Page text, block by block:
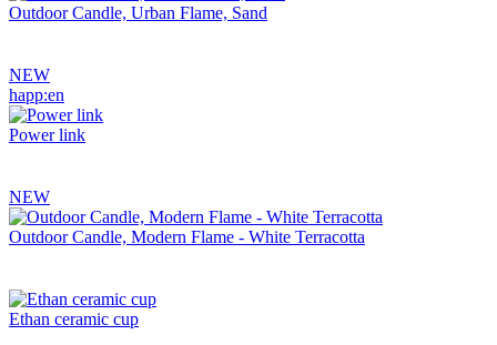
Outdoor Candle, Urban Flame, Sand
NEW
happ:en
Power link
NEW
Outdoor Candle, Modern Flame - White Terracotta
Ethan ceramic cup